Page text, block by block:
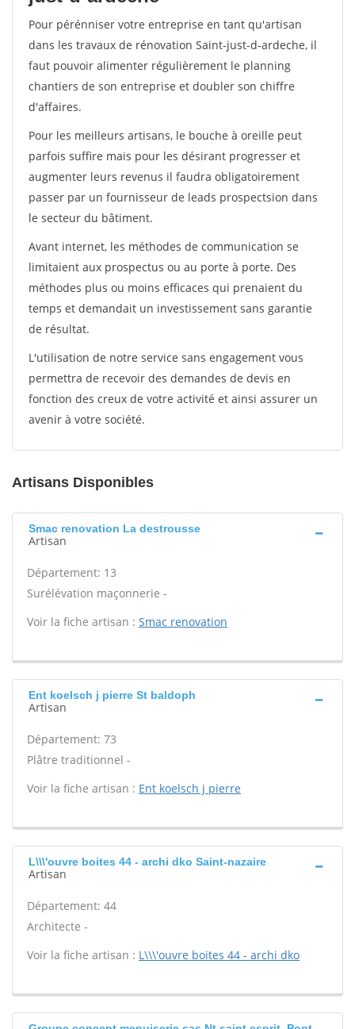
Pour pérénniser votre entreprise en tant qu'artisan
dans les travaux de rénovation Saint-just-d-ardeche, il
faut pouvoir alimenter régulièrement le planning
chantiers de son entreprise et doubler son chiffre
d'affaires.
Pour les meilleurs artisans, le bouche à oreille peut
parfois suffire mais pour les désirant progresser et
augmenter leurs revenus il faudra obligatoirement
passer par un fournisseur de leads prospectsion dans
le secteur du bâtiment.
Avant internet, les méthodes de communication se
limitaient aux prospectus ou au porte à porte. Des
méthodes plus ou moins efficaces qui prenaient du
temps et demandait un investissement sans garantie
de résultat.
L'utilisation de notre service sans engagement vous
permettra de recevoir des demandes de devis en
fonction des creux de votre activité et ainsi assurer un
avenir à votre société.
Artisans Disponibles
Smac renovation La destrousse
Artisan
Département: 13
Surélévation maçonnerie -
Voir la fiche artisan : Smac renovation
Ent koelsch j pierre St baldoph
Artisan
Département: 73
Plâtre traditionnel -
Voir la fiche artisan : Ent koelsch j pierre
L\\\'ouvre boites 44 - archi dko Saint-nazaire
Artisan
Département: 44
Architecte -
Voir la fiche artisan : L\\\'ouvre boites 44 - archi dko